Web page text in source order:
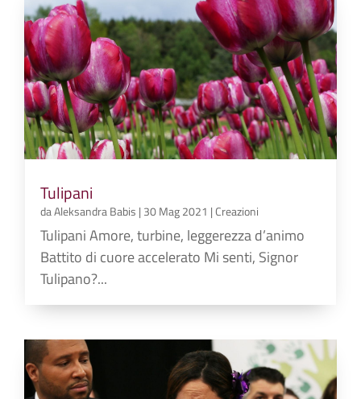
Tulipani
daAleksandra Babis | 30 Mag 2021 |Creazioni
Tulipani Amore, turbine, leggerezza d’animo
Battito di cuore accelerato Mi senti, Signor
Tulipano?...